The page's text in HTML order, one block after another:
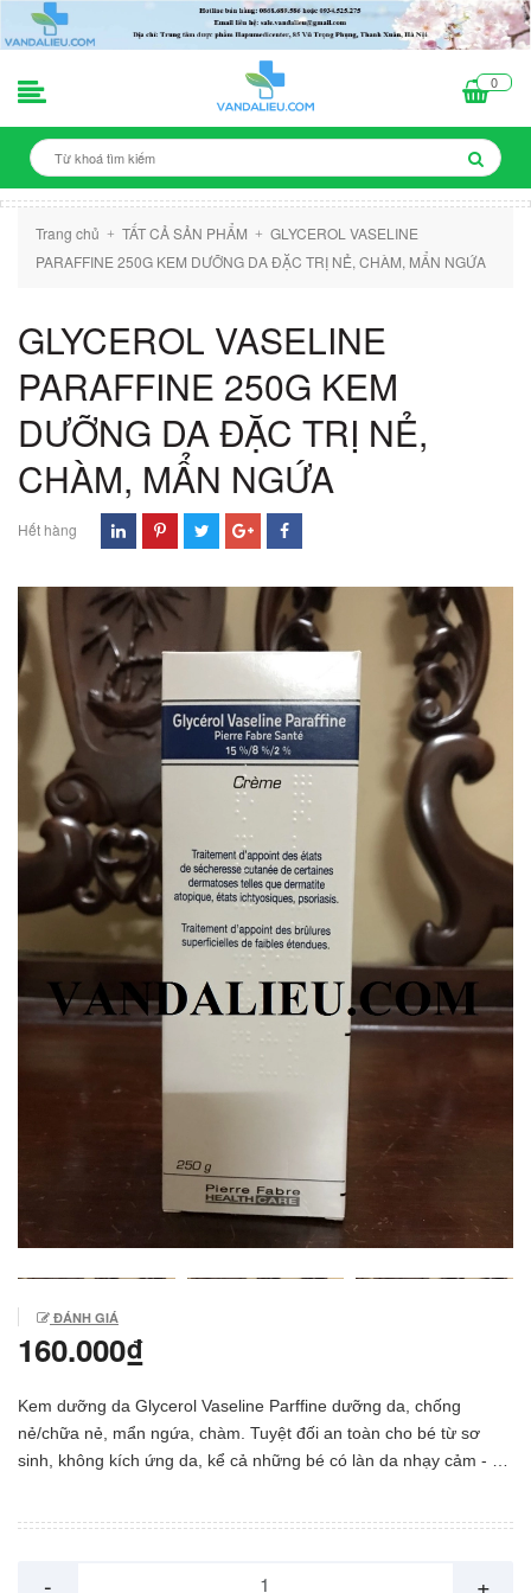
0
Trang chủ + TẤT CẢ SẢN PHẨM + GLYCEROL VASELINE
PARAFFINE 250G KEM DƯỠNG DA ĐẶC TRỊ NẺ, CHÀM, MẨN NGỨA
GLYCEROL VASELINE
PARAFFINE 250G KEM
DƯỠNG DA ĐẶC TRỊ NẺ,
CHÀM, MẨN NGỨA
Hết hàng
ĐÁNH GIÁ
160.000₫
Kem dưỡng da Glycerol Vaseline Parffine dưỡng da, chống
nẻ/chữa nẻ, mẩn ngứa, chàm. Tuyệt đối an toàn cho bé từ sơ
sinh, không kích ứng da, kể cả những bé có làn da nhạy cảm - SP
- +